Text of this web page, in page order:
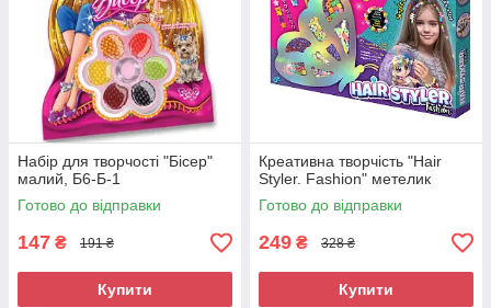
Набір для творчості "Бісер"
малий, Б6-Б-1
Готово до відправки
147 ₴ 191 ₴
Купити
Креативна творчість "Hair
Styler. Fashion" метелик
Готово до відправки
249 ₴ 328 ₴
Купити